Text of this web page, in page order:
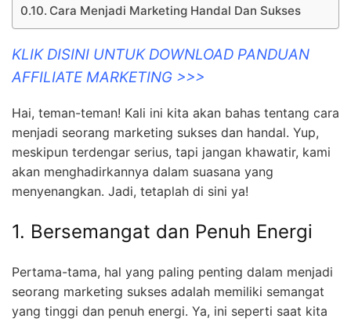
Cara Menjadi Marketing Handal Dan Sukses
KLIK DISINI UNTUK DOWNLOAD PANDUAN
AFFILIATE MARKETING >>>
Hai, teman-teman! Kali ini kita akan bahas tentang cara
menjadi seorang marketing sukses dan handal. Yup,
meskipun terdengar serius, tapi jangan khawatir, kami
akan menghadirkannya dalam suasana yang
menyenangkan. Jadi, tetaplah di sini ya!
1. Bersemangat dan Penuh Energi
Pertama-tama, hal yang paling penting dalam menjadi
seorang marketing sukses adalah memiliki semangat
yang tinggi dan penuh energi. Ya, ini seperti saat kita